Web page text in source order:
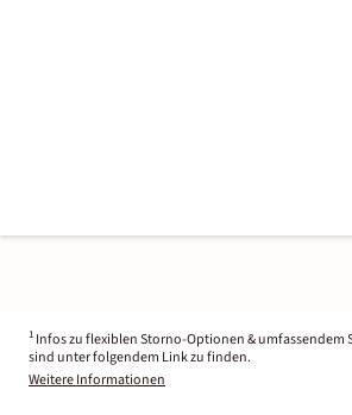
1 Infos zu flexiblen Storno-Optionen & umfassendem
sind unter folgendem Link zu finden.
Weitere Informationen